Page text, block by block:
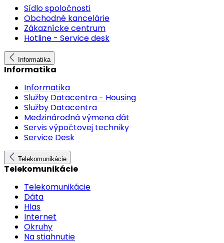
Sídlo spoločnosti
Obchodné kancelárie
Zákaznícke centrum
Hotline - Service desk
Informatika
Informatika
Informatika
Služby Datacentra - Housing
Služby Datacentra
Medzinárodná výmena dát
Servis výpočtovej techniky
Service Desk
Telekomunikácie
Telekomunikácie
Telekomunikácie
Dáta
Hlas
Internet
Okruhy
Na stiahnutie